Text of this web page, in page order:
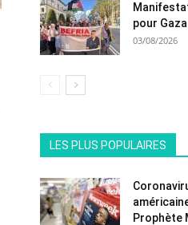
pour Gaza
03/08/2026
LES PLUS POPULAIRES